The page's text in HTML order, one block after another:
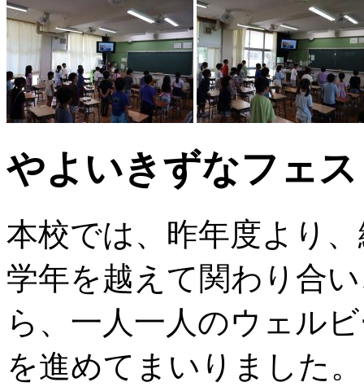
やよいきずなフェ
本校では、昨年度より
学年を越えて関わり合
ら、一人一人のウェル
を進めてまいりました。